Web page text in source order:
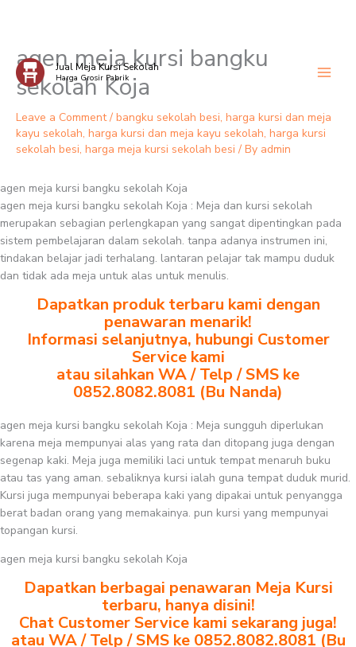
Skip
content
Jual Meja Kursi Sekolah
Harga Grosir Pabrik
agen meja kursi bangku
sekolah Koja
Leave a Comment / bangku sekolah besi, harga kursi dan meja
kayu sekolah, harga kursi dan meja kayu sekolah, harga kursi
sekolah besi, harga meja kursi sekolah besi / By admin
agen meja kursi bangku sekolah Koja
agen meja kursi bangku sekolah Koja : Meja dan kursi sekolah
merupakan sebagian perlengkapan yang sangat dipentingkan pada
sistem pembelajaran dalam sekolah. tanpa adanya instrumen ini,
tindakan belajar jadi terhalang. lantaran pelajar tak mampu duduk
dan tidak ada meja untuk alas untuk menulis.
Dapatkan produk terbaru kami dengan
penawaran menarik!
Informasi selanjutnya, hubungi Customer
Service kami
atau silahkan WA / Telp / SMS ke
0852.8082.8081 (Bu Nanda)
agen meja kursi bangku sekolah Koja : Meja sungguh diperlukan
karena meja mempunyai alas yang rata dan ditopang juga dengan
segenap kaki. Meja juga memiliki laci untuk tempat menaruh buku
atau tas yang aman. sebaliknya kursi ialah guna tempat duduk murid.
Kursi juga mempunyai beberapa kaki yang dipakai untuk penyangga
berat badan orang yang memakainya. pun kursi yang mempunyai
topangan kursi.
agen meja kursi bangku sekolah Koja
Dapatkan berbagai penawaran Meja Kursi
terbaru, hanya disini!
Chat Customer Service kami sekarang juga!
atau WA / Telp / SMS ke 0852.8082.8081 (Bu